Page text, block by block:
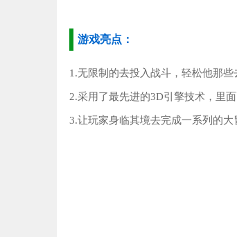
游戏亮点：
1.无限制的去投入战斗，轻松他那些
2.采用了最先进的3D引擎技术，里
3.让玩家身临其境去完成一系列的大